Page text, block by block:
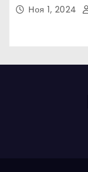
Ноя 1, 2024